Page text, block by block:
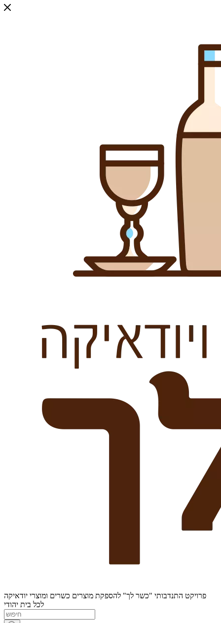
פרויקט התנדבותי "כשר לך" להספקת מוצרים כשרים ומוצרי יודאיקה
לכל בית יהודי